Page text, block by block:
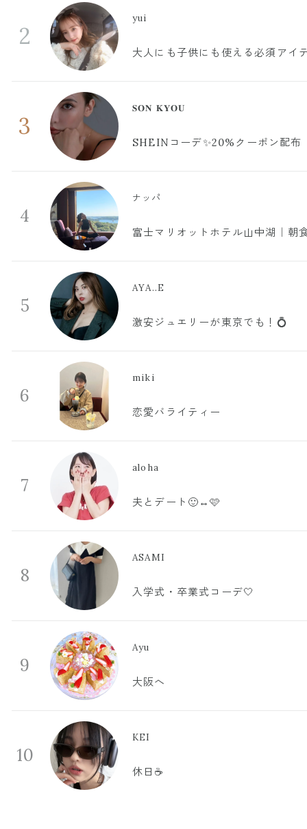
2
yui
大人にも子供にも使える必須アイ
3
𝐒𝐎𝐍 𝐊𝐘𝐎𝐔
SHEINコーデ✨20%クーポン配布
4
ナッパ
富士マリオットホテル山中湖｜朝
5
AYA..E
激安ジュエリーが東京でも！💍
6
miki
恋愛バライティー
7
aloha
夫とデート🙂‍↔️🩷
8
ASAMI
入学式・卒業式コーデ🤍
9
Ayu
大阪へ
10
KEI
休日☕️